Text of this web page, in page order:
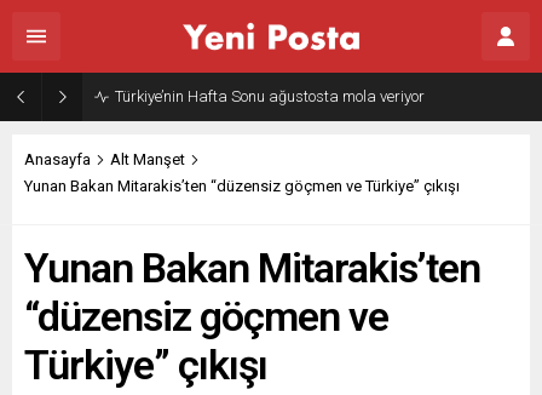
Türkiye’nin Hafta Sonu ağustosta mola veriyor
Anasayfa
Alt Manşet
Yunan Bakan Mitarakis’ten “düzensiz göçmen ve Türkiye” çıkışı
Yunan Bakan Mitarakis’ten
“düzensiz göçmen ve
Türkiye” çıkışı